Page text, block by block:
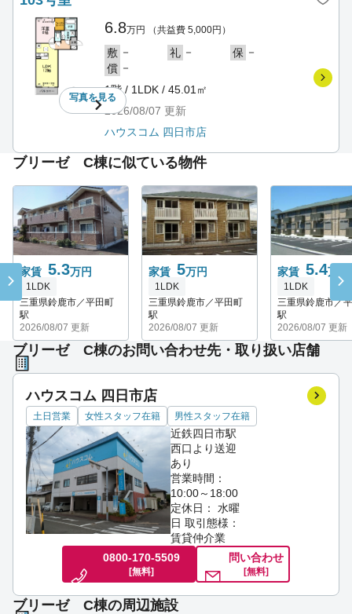
写真を見る
6.8万円 （共益費 5,000円）
敷 － 礼 － 保 －
償 －
1階 / 1LDK / 45.01㎡
2026/08/07 更新
ハウスコム 四日市店
ブリーゼ C棟に似ている物件
家賃 5.3万円
1LDK
三重県鈴鹿市／平田町
駅
2026/08/07 更新
家賃 5万円
1LDK
三重県鈴鹿市／平田町
駅
2026/08/07 更新
家賃 5.4万円
1LDK
三重県鈴鹿市／
駅
2026/08/07 更新
ブリーゼ C棟のお問い合わせ先・取り扱い店舗
ハウスコム 四日市店
土日営業 女性スタッフ在籍 男性スタッフ在籍
近鉄四日市駅
西口より送迎
あり
営業時間：
10:00～18:00
定休日： 水曜
日 取引態様：
賃貸仲介業
0800-170-5509
[無料]
問い合わせ
[無料]
ブリーゼ C棟の周辺施設